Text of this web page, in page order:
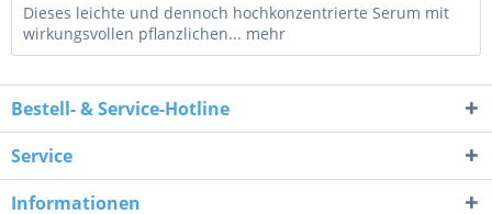
Dieses leichte und dennoch hochkonzentrierte Serum mit
wirkungsvollen pflanzlichen... mehr
Bestell- & Service-Hotline
Service
Informationen